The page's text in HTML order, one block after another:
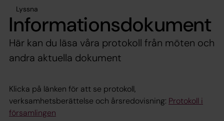
Lyssna
Informationsdokument
Här kan du läsa våra protokoll från möten och
andra aktuella dokument
Klicka på länken för att se protokoll,
verksamhetsberättelse och årsredovisning: Protokoll i
församlingen